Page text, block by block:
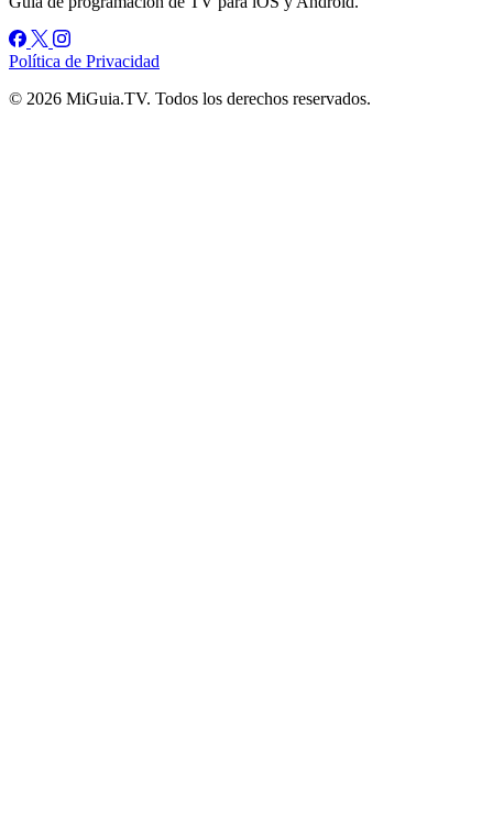
Política de Privacidad
© 2026 MiGuia.TV. Todos los derechos reservados.